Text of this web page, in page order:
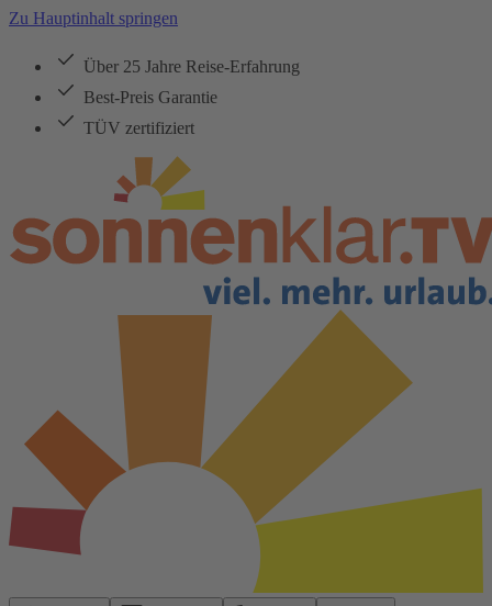
Zu Hauptinhalt springen
Über 25 Jahre Reise-Erfahrung
Best-Preis Garantie
TÜV zertifiziert